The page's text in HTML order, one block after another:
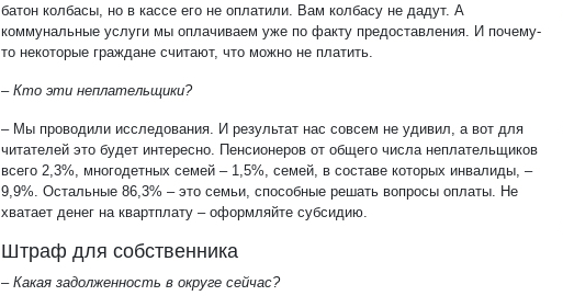
батон колбасы, но в кассе его не оплатили. Вам колбасу не дадут. А
коммунальные услуги мы оплачиваем уже по факту предоставления. И почему-
то некоторые граждане считают, что можно не платить.
– Кто эти неплательщики?
– Мы проводили исследования. И результат нас совсем не удивил, а вот для
читателей это будет интересно. Пенсионеров от общего числа неплательщиков
всего 2,3%, многодетных семей – 1,5%, семей, в составе которых инвалиды, –
9,9%. Остальные 86,3% – это семьи, способные решать вопросы оплаты. Не
хватает денег на квартплату – оформляйте субсидию.
Штраф для собственника
– Какая задолженность в округе сейчас?